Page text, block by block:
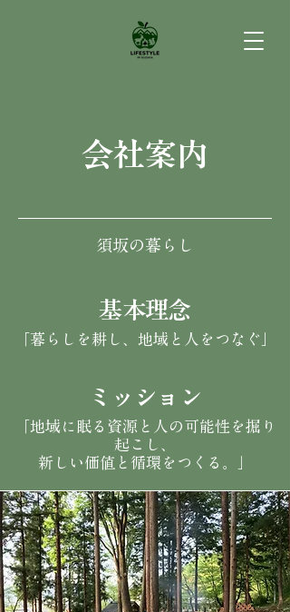
会社案内
​須坂の暮らし
基本理念
「暮らしを耕し、地域と人をつなぐ」
ミッション
「地域に眠る資源と人の可能性を掘り
起こし、
新しい価値と循環をつくる。」